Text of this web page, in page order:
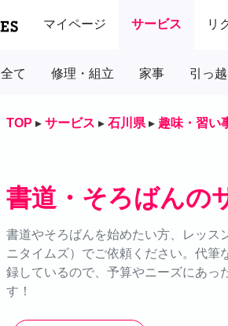
マイページ サービス リ
全て 修理・組立 家事 引っ
TOP ▸ サービス ▸ 石川県 ▸ 趣味・習い
書道・そろばんの
書道やそろばんを始めたい方、レッス
ニタイムズ）でご依頼ください。代筆
録しているので、予算やニーズにあっ
す！